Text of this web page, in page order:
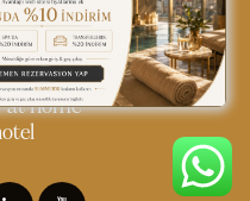
18
at home